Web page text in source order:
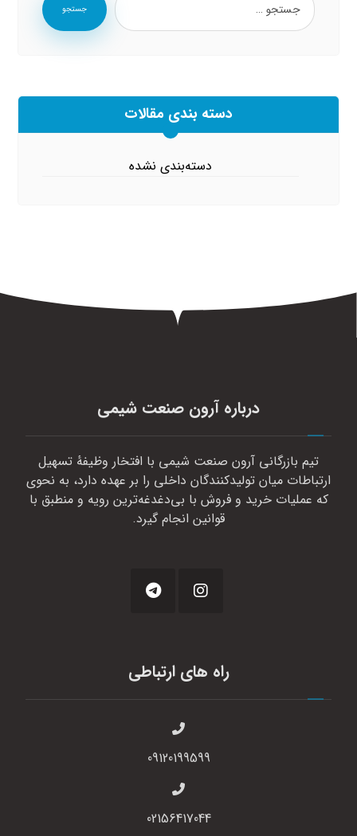
جستجو
دسته بندی مقالات
دسته‌بندی نشده
درباره آرون صنعت شیمی
تیم بازرگانی آرون صنعت شیمی با افتخار وظیفهٔ تسهیل
ارتباطات میان تولیدکنندگان داخلی را بر عهده دارد، به نحوی
که عملیات خرید و فروش با بی‌دغدغه‌ترین رویه و منطبق با
قوانین انجام گیرد.
راه های ارتباطی
09120199599
02156417044